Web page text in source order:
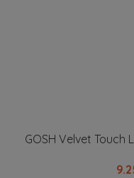
GOSH Velvet Touch